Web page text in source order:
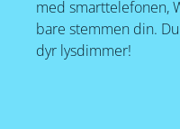
med smarttelefonen,
bare stemmen din.
dyr lysdimmer!